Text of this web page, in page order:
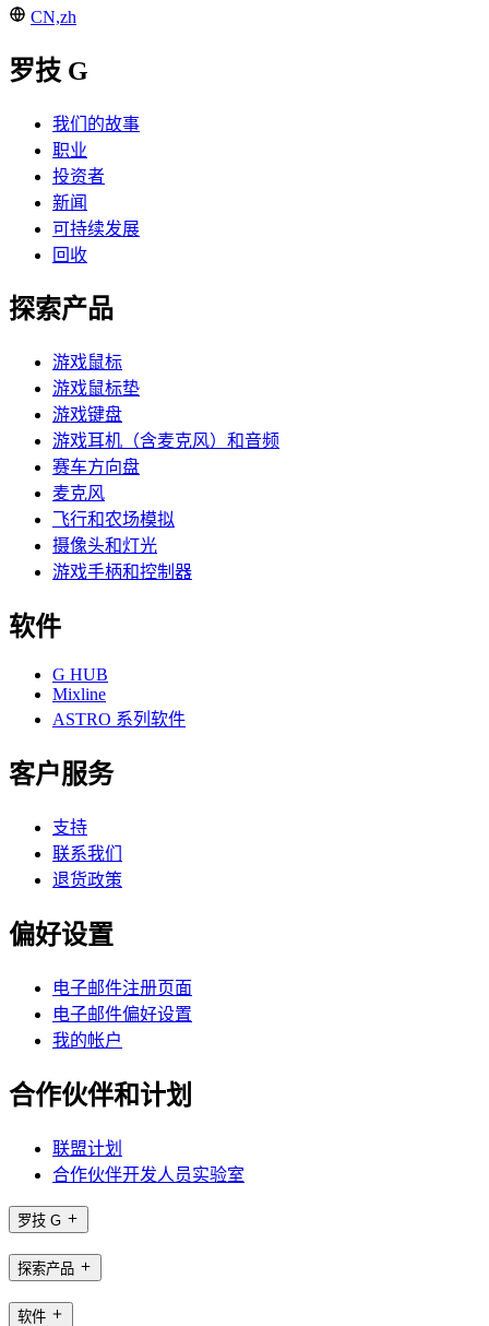
CN,zh
罗技 G
我们的故事
职业
投资者
新闻
可持续发展
回收
探索产品
游戏鼠标
游戏鼠标垫
游戏键盘
游戏耳机（含麦克风）和音频
赛车方向盘
麦克风
飞行和农场模拟
摄像头和灯光
游戏手柄和控制器
软件
G HUB
Mixline
ASTRO 系列软件
客户服务
支持
联系我们
退货政策
偏好设置
电子邮件注册页面
电子邮件偏好设置
我的帐户
合作伙伴和计划
联盟计划
合作伙伴开发人员实验室
罗技 G
探索产品
软件